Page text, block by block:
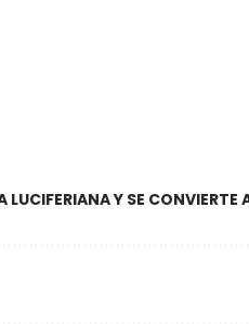
Y SE CONVIERTE